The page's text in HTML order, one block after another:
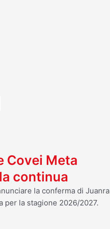
Covei Meta
continua
la conferma di Juanra
per la stagione 2026/2027.